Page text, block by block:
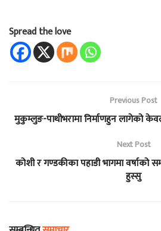
Spread the love
Previous Post
मुकुम्लुङ-पाथीभरामा निर्माणहुन लागेको
Next Post
कोशी र गण्डकीका पहाडी भागमा वर्षाको
हुस्सु